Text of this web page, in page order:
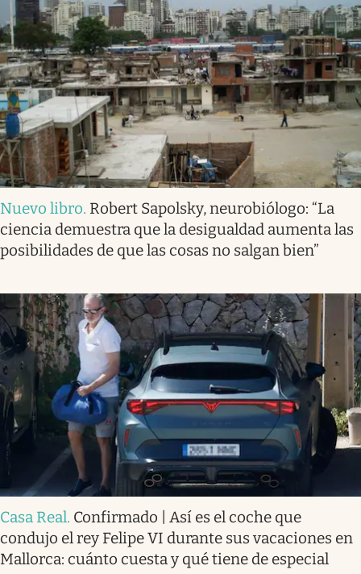
Nuevo libro. Robert Sapolsky, neurobiólogo: “La
ciencia demuestra que la desigualdad aumenta las
posibilidades de que las cosas no salgan bien”
Casa Real. Confirmado | Así es el coche que
condujo el rey Felipe VI durante sus vacaciones en
Mallorca: cuánto cuesta y qué tiene de especial